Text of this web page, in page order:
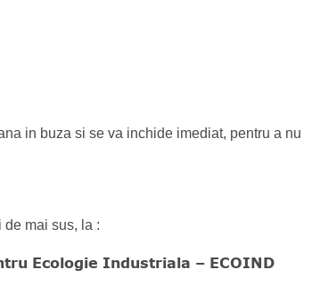
in buza si se va inchide imediat, pentru a nu
mai sus, la :
Ecologie Industriala – ECOIND